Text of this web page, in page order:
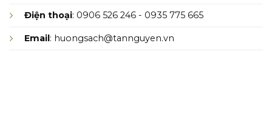
Điện thoại: 0906 526 246 - 0935 775 665
Email : huongsach@tannguyen.vn